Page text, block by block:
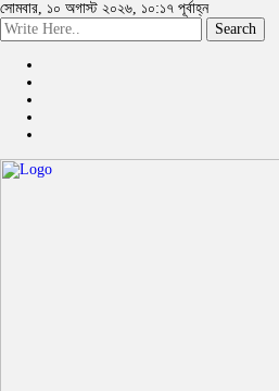
সোমবার, ১০ অগাস্ট ২০২৬, ১০:১৭ পূর্বাহ্ন
Search